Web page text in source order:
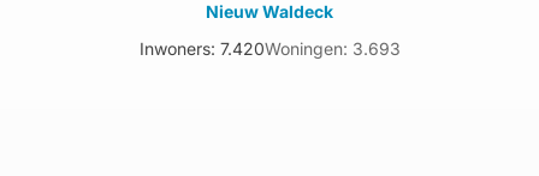
Nieuw Waldeck
Inwoners: 7.420Woningen: 3.693